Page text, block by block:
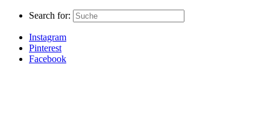
Search for:
Instagram
Pinterest
Facebook